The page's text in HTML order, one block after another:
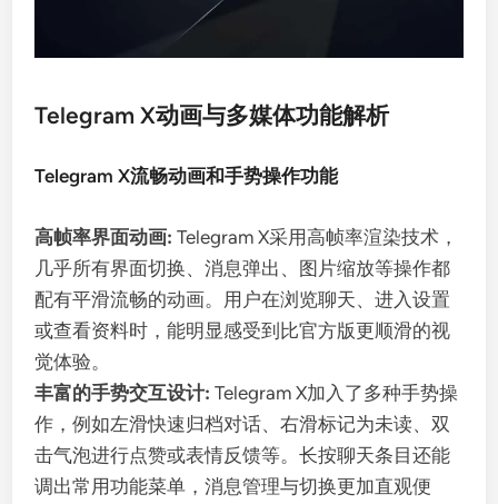
Telegram X动画与多媒体功能解析
Telegram X流畅动画和手势操作功能
高帧率界面动画: Telegram X采用高帧率渲染技术，
几乎所有界面切换、消息弹出、图片缩放等操作都
配有平滑流畅的动画。用户在浏览聊天、进入设置
或查看资料时，能明显感受到比官方版更顺滑的视
觉体验。
丰富的手势交互设计: Telegram X加入了多种手势操
作，例如左滑快速归档对话、右滑标记为未读、双
击气泡进行点赞或表情反馈等。长按聊天条目还能
调出常用功能菜单，消息管理与切换更加直观便